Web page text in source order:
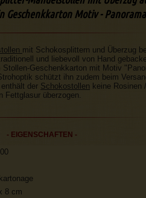
Geschenkkarton Motiv -
mit Schokosplittern und Überzug
und liebevoll von Hand
Geschenkkarton mit Motiv
schützt ihn zudem beim
der Schokostollen keine Rosinen
Fettglasur überzogen.
- EIGENSCHAFTEN -
8 cm